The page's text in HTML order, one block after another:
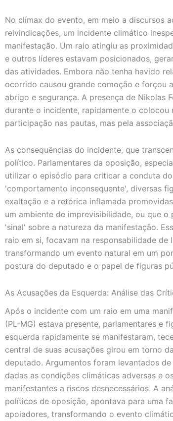
No clímax do evento, em meio a discursos
reivindicações, um incidente climático
manifestação. Um raio atingiu as
e outros líderes estavam posicionados,
das atividades. Embora não tenha havido
ocorrido causou grande comoção e forçou
abrigo e segurança. A presença de Nikolas
durante o incidente, rapidamente o colocou
participação nas pautas, mas pela
As consequências do incidente, que
político. Parlamentares da oposição,
utilizar o episódio para criticar a conduta
'comportamento inconsequente', diversas
exaltação e a retórica inflamada
um ambiente de imprevisibilidade, ou que
'sinal' sobre a natureza da manifestação.
raio em si, focavam na responsabilidade
transformando um evento natural em um
postura do deputado e o papel de figuras
As Acusações da Esquerda: Análise das
Após o incidente com um raio em uma
(PL-MG) estava presente, parlamentares e
esquerda rapidamente se manifestaram,
central de suas acusações girou em torno
deputado. Argumentos foram levantados
dadas as condições climáticas adversas e
manifestantes a riscos desnecessários. A
políticos de oposição, apontava para uma
apoiadores, transformando o evento